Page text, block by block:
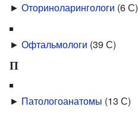
► Оториноларингологи (6 С)
► Офтальмологи (39 С)
П
► Патологоанатомы (13 С)